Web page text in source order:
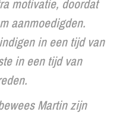
motivatie, doordat
aanmoedigden.
in een tijd van
in een tijd van
Martin zijn